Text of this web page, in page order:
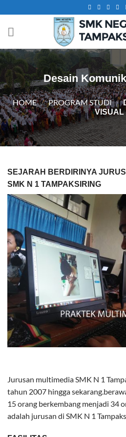
to
content
Desain
HOME / PROGRAM STUDI /
VISUAL
SEJARAH BERDIRINYA
SMK N 1 TAMPAKSIRING
Jurusan multimedia SMK N 1
tahun 2007 hingga
15 orang berkembang menjadi 34
adalah jurusan di SMK N 1